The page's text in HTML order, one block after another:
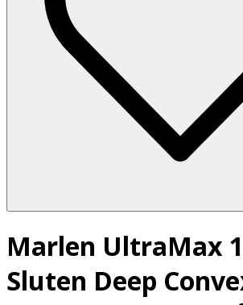
Marlen UltraMax
Sluten Deep